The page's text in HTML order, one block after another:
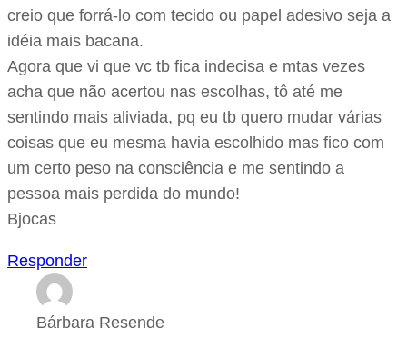
creio que forrá-lo com tecido ou papel adesivo seja a
idéia mais bacana.
Agora que vi que vc tb fica indecisa e mtas vezes
acha que não acertou nas escolhas, tô até me
sentindo mais aliviada, pq eu tb quero mudar várias
coisas que eu mesma havia escolhido mas fico com
um certo peso na consciência e me sentindo a
pessoa mais perdida do mundo!
Bjocas
Responder
Bárbara Resende